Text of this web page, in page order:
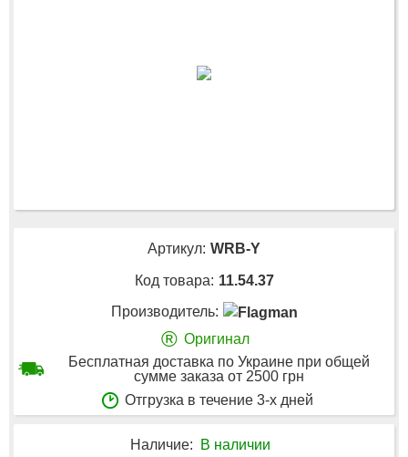
Артикул: WRB-Y
Код товара: 11.54.37
Производитель:
® Оригинал
Бесплатная доставка по Украине при общей
сумме заказа от 2500 грн
Отгрузка в течение 3-х дней
Наличие: В наличии